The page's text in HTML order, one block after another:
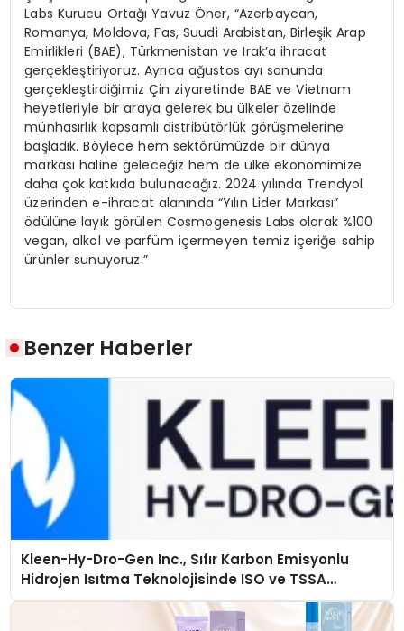
Labs Kurucu Ortağı Yavuz Öner, “Azerbaycan,
Romanya, Moldova, Fas, Suudi Arabistan, Birleşik Arap
Emirlikleri (BAE), Türkmenistan ve Irak’a ihracat
gerçekleştiriyoruz. Ayrıca ağustos ayı sonunda
gerçekleştirdiğimiz Çin ziyaretinde BAE ve Vietnam
heyetleriyle bir araya gelerek bu ülkeler özelinde
münhasırlık kapsamlı distribütörlük görüşmelerine
başladık. Böylece hem sektörümüzde bir dünya
markası haline geleceğiz hem de ülke ekonomimize
daha çok katkıda bulunacağız. 2024 yılında Trendyol
üzerinden e-ihracat alanında “Yılın Lider Markası”
ödülüne layık görülen Cosmogenesis Labs olarak %100
vegan, alkol ve parfüm içermeyen temiz içeriğe sahip
ürünler sunuyoruz.”
Benzer Haberler
Kleen-Hy-Dro-Gen Inc., Sıfır Karbon Emisyonlu
Hidrojen Isıtma Teknolojisinde ISO ve TSSA
Düzenleyici Onaylarını Aldı